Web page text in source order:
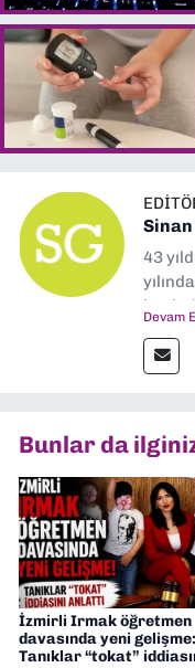
Sinan
43
Devam
Bunlar da
İzmirli Irmak öğretmen
davasında yeni gelişme:
Tanıklar “tokat”